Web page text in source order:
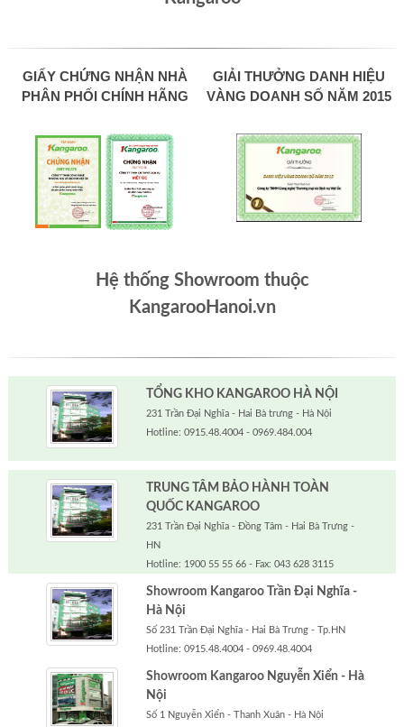
GIẤY CHỨNG NHẬN NHÀ
PHÂN PHỐI CHÍNH HÃNG
GIẢI THƯỞNG DANH HIỆU
VÀNG DOANH SỐ NĂM 2015
Hệ thống Showroom thuộc
KangarooHanoi.vn
TỔNG KHO KANGAROO HÀ NỘI
231 Trần Đại Nghĩa - Hai Bà trưng - Hà Nội
Hotline: 0915.48.4004 - 0969.484.004
TRUNG TÂM BẢO HÀNH TOÀN
QUỐC KANGAROO
231 Trần Đại Nghĩa - Đồng Tâm - Hai Bà Trưng -
HN
Hotline: 1900 55 55 66 - Fax: 043 628 3115
Showroom Kangaroo Trần Đại Nghĩa -
Hà Nội
Số 231 Trần Đại Nghĩa - Hai Bà Trưng - Tp.HN
Hotline: 0915.48.4004 - 0969.48.4004
Showroom Kangaroo Nguyễn Xiển - Hà
Nội
Số 1 Nguyễn Xiển - Thanh Xuân - Hà Nội